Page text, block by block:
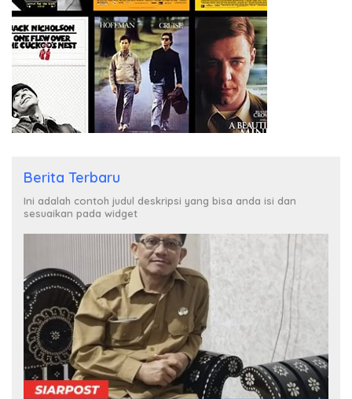
Berita Terbaru
Ini adalah contoh judul deskripsi yang bisa anda isi dan
sesuaikan pada widget